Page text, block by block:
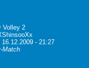
Volley 2
- 21:27
Match